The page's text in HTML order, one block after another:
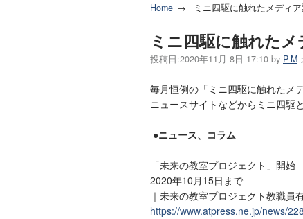
Home ミニ四駆に触れたメディ
ミニ四駆に触れたメ
投稿日:2020年11月 8日 17:10 by P-M
毎月恒例の「ミニ四駆に触れたメ
ニュースサイトなどからミニ四駆
●ニュース、コラム
「未来の教室プロジェクト」開
2020年10月15日まで
｜未来の教室プロジェクト教職
https://www.atpress.ne.jp/news/